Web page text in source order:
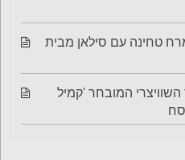
טחינה עם סילאן מבית
המובחר 'קמיל